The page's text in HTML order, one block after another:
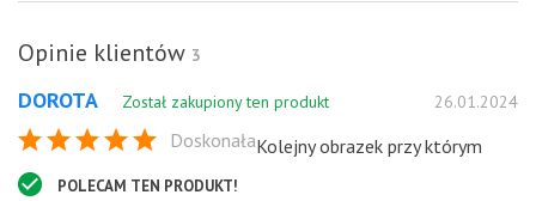
Opinie klientów 3
DOROTA Został zakupiony ten produkt 26.01.2024
Doskonała
POLECAM TEN PRODUKT!
Kolejny obrazek przy którym